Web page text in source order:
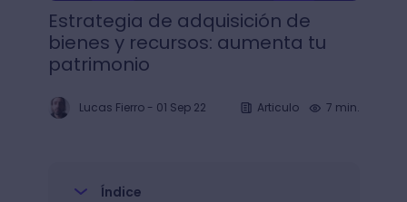
Estrategia de adquisición de
bienes y recursos: aumenta tu
patrimonio
Lucas Fierro- 01 Sep 22 Articulo 7 min.
Índice